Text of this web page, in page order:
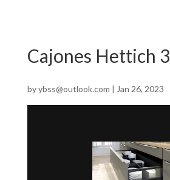
Cajones Hettich 3
byybss@outlook.com | Jan 26, 2023